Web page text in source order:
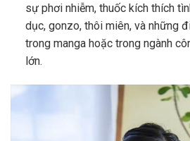
sự phơi nhiễm, thuốc kích thích
dục, gonzo, thôi miên, và những
trong manga hoặc trong ngành
lớn.